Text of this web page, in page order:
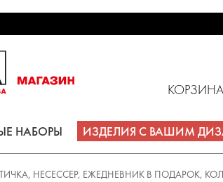
НАБОРЫ ИЗДЕЛИЯ С ВАШИМ
НЕСЕССЕР, ЕЖЕДНЕВНИК В ПОДАРОК,